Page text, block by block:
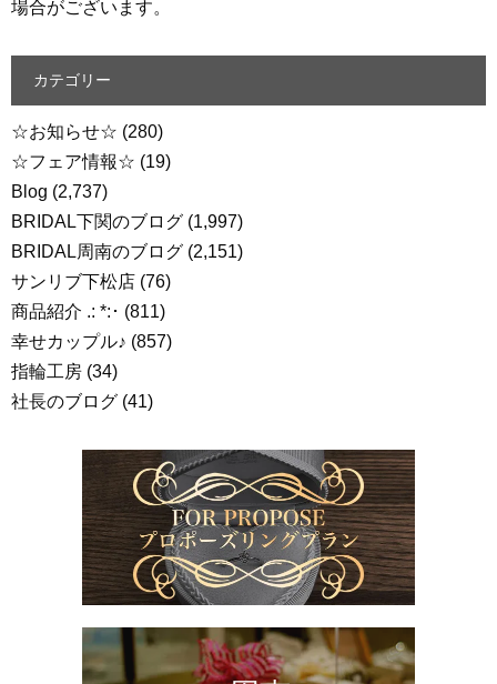
場合がございます。
カテゴリー
☆お知らせ☆ (280)
☆フェア情報☆ (19)
Blog (2,737)
BRIDAL下関のブログ (1,997)
BRIDAL周南のブログ (2,151)
サンリブ下松店 (76)
商品紹介 .: *:･ (811)
幸せカップル♪ (857)
指輪工房 (34)
社長のブログ (41)